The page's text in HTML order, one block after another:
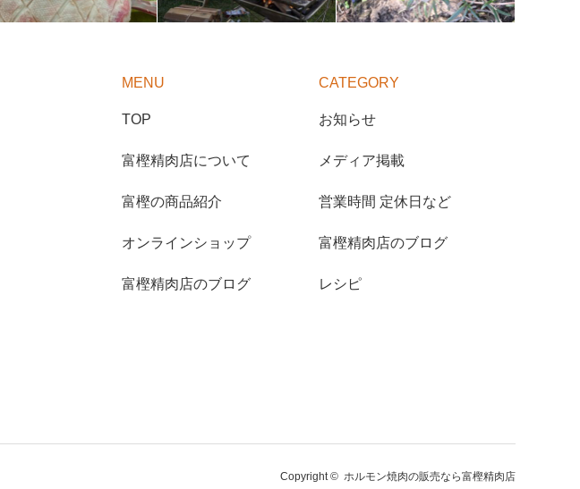
MENU
TOP
富樫精肉店について
富樫の商品紹介
オンラインショップ
富樫精肉店のブログ
CATEGORY
お知らせ
メディア掲載
営業時間 定休日など
富樫精肉店のブログ
レシピ
Copyright © ホルモン焼肉の販売なら富樫精肉店